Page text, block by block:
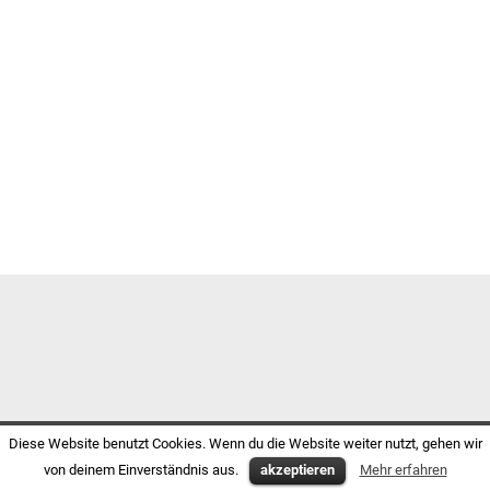
Diese Website benutzt Cookies. Wenn du die Website weiter nutzt, gehen wir
von deinem Einverständnis aus.
akzeptieren Mehr erfahren